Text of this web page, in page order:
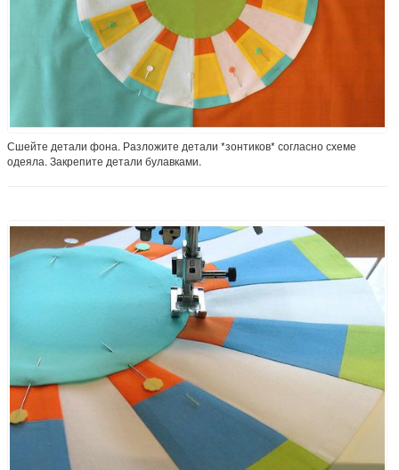
Сшейте детали фона. Разложите детали *зонтиков* согласно схеме
одеяла. Закрепите детали булавками.